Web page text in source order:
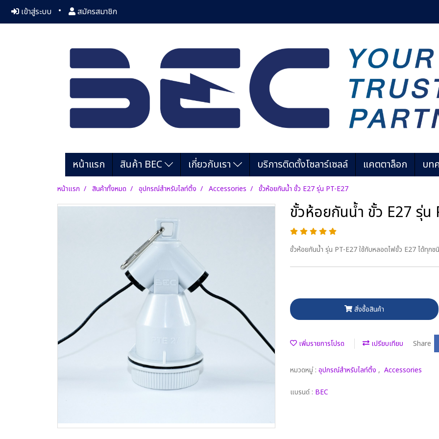
เข้าสู่ระบบ สมัครสมาชิก
หน้าแรก สินค้า BEC เกี่ยวกับเรา บริการติดตั้งโซลาร์เซลล์ แคตตาล็อก บท
หน้าแรก สินค้าทั้งหมด อุปกรณ์สำหรับไลท์ติ้ง Accessories ขั้วห้อยกันน้ำ ขั้ว E27 รุ่น PT-E27
ขั้วห้อยกันน้ำ ขั้ว E27 รุ่น
ขั้วห้อยกันน้ำ รุ่น PT-E27 ใช้กับหลอดไฟขั้ว E27 ได้ทุกช
สั่งซื้อสินค้า
เพิ่มรายการโปรด เปรียบเทียบ Share
หมวดหมู่ : อุปกรณ์สำหรับไลท์ติ้ง , Accessories
แบรนด์ : BEC